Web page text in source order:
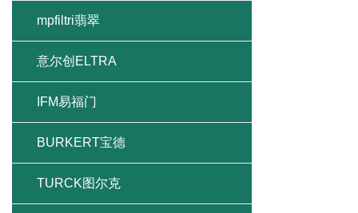
mpfiltri翡翠
意尔创ELTRA
IFM易福门
BURKERT宝德
TURCK图尔克